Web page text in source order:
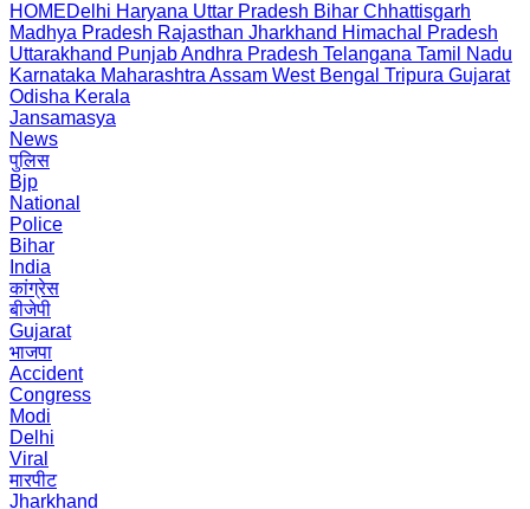
HOMEDelhi Haryana Uttar Pradesh Bihar Chhattisgarh
Madhya Pradesh Rajasthan Jharkhand Himachal Pradesh
Uttarakhand PunjabAndhra Pradesh Telangana Tamil Nadu
Karnataka Maharashtra Assam West Bengal Tripura Gujarat
Odisha Kerala
Jansamasya
News
पुलिस
Bjp
National
Police
Bihar
India
कांग्रेस
बीजेपी
Gujarat
भाजपा
Accident
Congress
Modi
Delhi
Viral
मारपीट
Jharkhand